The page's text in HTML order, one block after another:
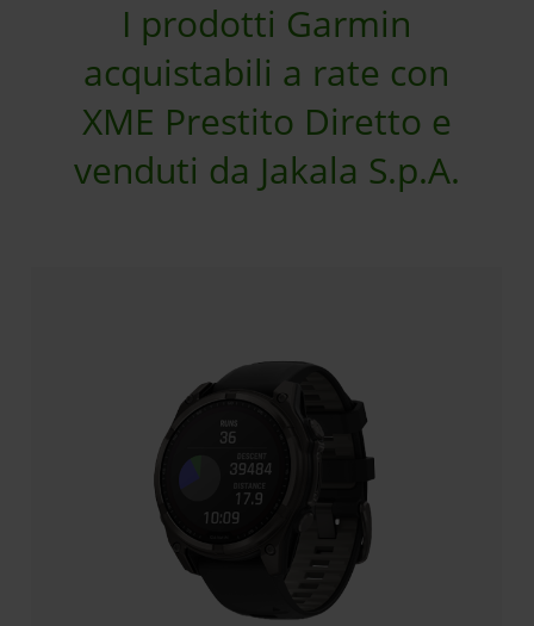
I prodotti Garmin
acquistabili a rate con
XME Prestito Diretto e
venduti da Jakala S.p.A.